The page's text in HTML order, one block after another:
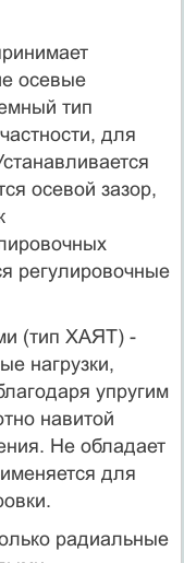
осевые
тип
для
осевой зазор,
регулировочные
(тип ХАЯТ) -
нагрузки,
упругим
навитой
Не обладает
для
радиальные